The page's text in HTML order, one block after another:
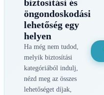
biztosítási és
öngondoskodási
lehetőség egy
helyen
Ha még nem tudod,
melyik biztosítási
kategóriából indulj,
nézd meg az összes
lehetőséget díjak,